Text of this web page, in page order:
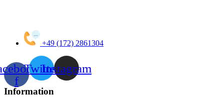
+49 (172) 2861304
f
TwitterInstagram
Information